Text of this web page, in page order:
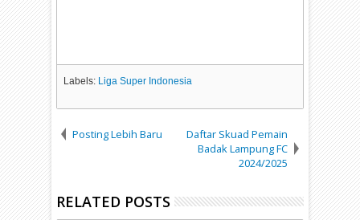
Labels: Liga Super Indonesia
Posting Lebih Baru
Daftar Skuad Pemain
Badak Lampung FC
2024/2025
RELATED POSTS